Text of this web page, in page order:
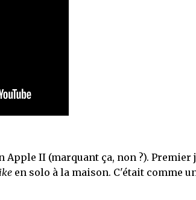
Apple II (marquant ça, non ?). Premier
en solo à la maison. C'était comme